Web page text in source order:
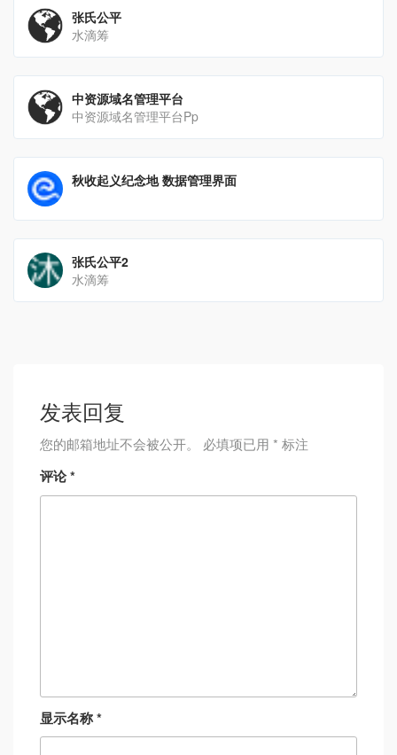
张氏公平
水滴筹
中资源域名管理平台
中资源域名管理平台Pp
秋收起义纪念地 数据管理界面
张氏公平2
水滴筹
发表回复
您的邮箱地址不会被公开。 必填项已用 * 标注
评论*
显示名称*